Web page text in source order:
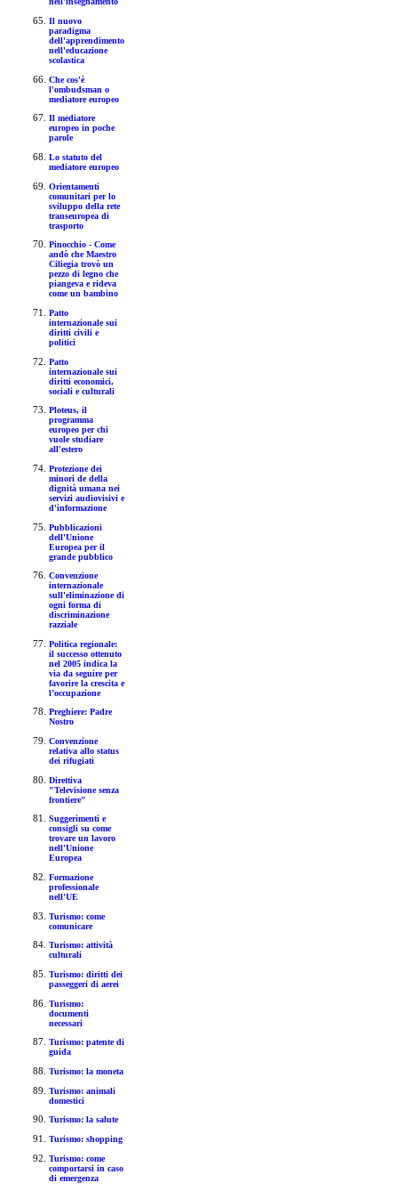
Il nuovo
paradigma
dell'apprendimento
nell'educazione
scolastica
Che cos'è
l'ombudsman o
mediatore europeo
Il mediatore
europeo in poche
parole
Lo statuto del
mediatore europeo
Orientamenti
comunitari per lo
sviluppo della rete
transeuropea di
trasporto
Pinocchio - Come
andò che Maestro
Ciliegia trovò un
pezzo di legno che
piangeva e rideva
come un bambino
Patto
internazionale sui
diritti civili e
politici
Patto
internazionale sui
diritti economici,
sociali e culturali
Ploteus, il
programma
europeo per chi
vuole studiare
all'estero
Protezione dei
minori de della
dignità umana nei
servizi audiovisivi e
d'informazione
Pubblicazioni
dell'Unione
Europea per il
grande pubblico
Convenzione
internazionale
sull'eliminazione di
ogni forma di
discriminazione
razziale
Politica regionale:
il successo ottenuto
nel 2005 indica la
via da seguire per
favorire la crescita e
l’occupazione
Preghiere: Padre
Nostro
Convenzione
relativa allo status
dei rifugiati
Direttiva
"Televisione senza
frontiere"
Suggerimenti e
consigli su come
trovare un lavoro
nell'Unione
Europea
Formazione
professionale
nell'UE
Turismo: come
comunicare
Turismo: attività
culturali
Turismo: diritti dei
passeggeri di aerei
Turismo:
documenti
necessari
Turismo: patente di
guida
Turismo: la moneta
Turismo: animali
domestici
Turismo: la salute
Turismo: shopping
Turismo: come
comportarsi in caso
di emergenza